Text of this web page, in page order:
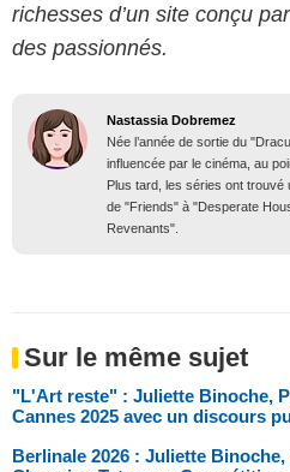
richesses d’un site conçu
des passionnés.
Nastassia Dobremez
Née l’année de sortie du
influencée par le cinéma, au
Plus tard, les séries ont
de "Friends" à "Desperate
Revenants".
Sur le même sujet
"L'Art reste" : Juliette Binoche,
Cannes 2025 avec un discours
Berlinale 2026 : Juliette